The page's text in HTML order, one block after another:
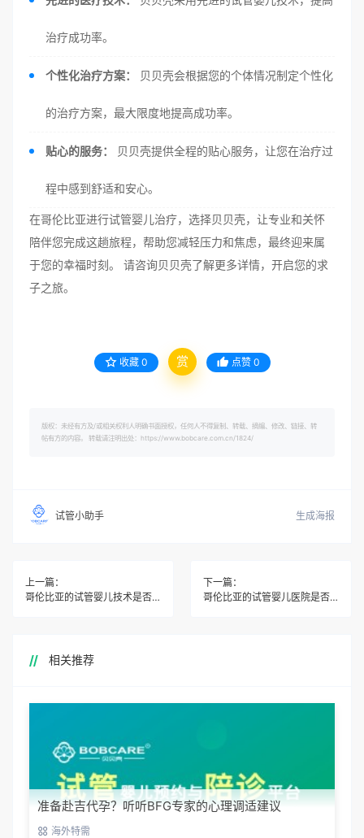
治疗成功率。
个性化治疗方案： 贝贝壳会根据您的个体情况制定个性化
的治疗方案，最大限度地提高成功率。
贴心的服务： 贝贝壳提供全程的贴心服务，让您在治疗过
程中感到舒适和安心。
在哥伦比亚进行试管婴儿治疗，选择贝贝壳，让专业和关怀
陪伴您完成这趟旅程，帮助您减轻压力和焦虑，最终迎来属
于您的幸福时刻。 请咨询贝贝壳了解更多详情，开启您的求
子之旅。
收藏 0 赏 点赞 0
版权：未经有方及/或相关权利人明确书面授权，任何人不得复制、转载、摘编、修改、链接、转
帖有方的内容。 转载请注明出处：https://www.bobcare.com.cn/1824/
试管小助手 生成海报
上一篇：
哥伦比亚的试管婴儿技术是否支持辅助孵化技术？
下一篇：
哥伦比亚的试管婴儿医院是否提供长期的跟踪服务？
相关推荐
准备赴吉代孕？听听BFG专家的心理调适建议
海外特需